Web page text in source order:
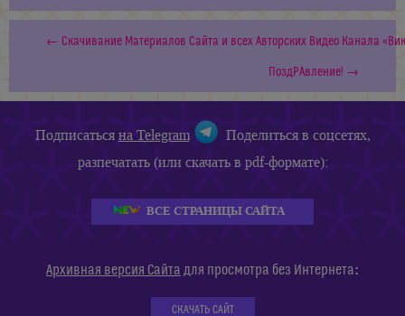
← Скачивание Материалов Сайта и всех Авторских Видео Канала
ПоздРАвление! →
Подписатьсяна Telegram
Поделиться в соцсетях,
разпечатать (или скачать в pdf-формате):
ВСЕ СТРАНИЦЫ САЙТА
Архивная версия Сайта для просмотра без Интернета:
СКАЧАТЬ САЙТ